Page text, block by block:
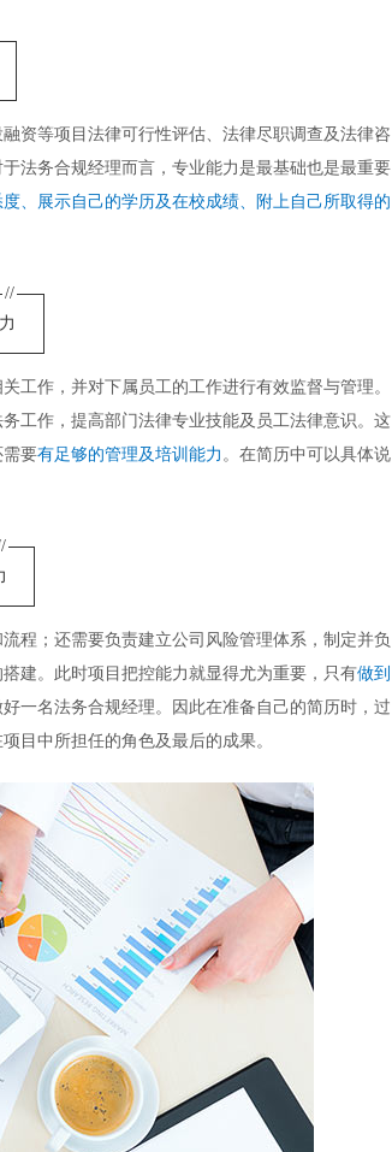
资等项目法律可行性评估、法律尽职调查及法律咨
法务合规经理而言，专业能力是最基础也是最重要
、展示自己的学历及在校成绩、附上自己所取得的
//
工作，并对下属员工的工作进行有效监督与管理。
工作，提高部门法律专业技能及员工法律意识。这
需要有足够的管理及培训能力 。在简历中可以具体说
程；还需要负责建立公司风险管理体系，制定并负
建。此时项目把控能力就显得尤为重要，只有做到
好一名法务合规经理。因此在准备自己的简历时，过
目中所担任的角色及最后的成果。